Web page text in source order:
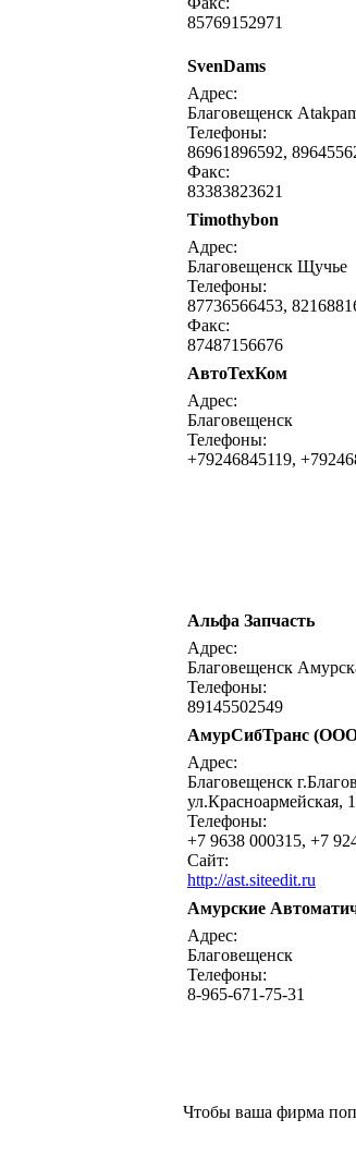
85769152971
SvenDams
Адрес:
Благовещенск
Телефоны:
86961896592,
Факс:
83383823621
Timothybon
Адрес:
Благовещенск Щучье
Телефоны:
87736566453,
Факс:
87487156676
АвтоТехКом
Адрес:
Благовещенск
Телефоны:
+79246845119,
Альфа Запчасть
Адрес:
Благовещенск
Телефоны:
89145502549
АмурСибТранс
Адрес:
Благовещенск
ул.Красноармейская,
Телефоны:
+7 9638 000315, +7
Сайт:
http://ast.siteedit.ru
Амурские
Адрес:
Благовещенск
Телефоны:
8-965-671-75-31
Чтобы ваша фирма